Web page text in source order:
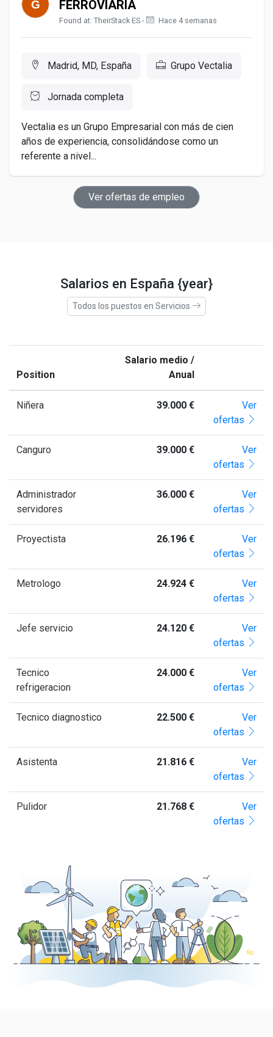
FERROVIARIA
Found at: TheirStack ES - Hace 4 semanas
Madrid, MD, España Grupo Vectalia
Jornada completa
Vectalia es un Grupo Empresarial con más de cien
años de experiencia, consolidándose como un
referente a nivel...
Ver ofertas de empleo
Salarios en España {year}
Todos los puestos en Servicios
Position
Salario medio /
Anual
Niñera 39.000 €
Ver
ofertas
Canguro 39.000 €
Ver
ofertas
Administrador
servidores
36.000 €
Ver
ofertas
Proyectista 26.196 €
Ver
ofertas
Metrologo 24.924 €
Ver
ofertas
Jefe servicio 24.120 €
Ver
ofertas
Tecnico
refrigeracion
24.000 €
Ver
ofertas
Tecnico diagnostico 22.500 €
Ver
ofertas
Asistenta 21.816 €
Ver
ofertas
Pulidor 21.768 €
Ver
ofertas